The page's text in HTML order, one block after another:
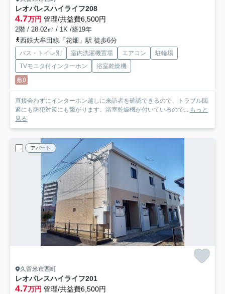
レオパレスハイライフ208
4.7万円 管理/共益費6,500円
2階 / 28.02㎡ / 1K /築19年
西鉄大牟田線「花畑」駅 徒歩6分
バス・トイレ別 室内洗濯機置場 エアコン
駐輪場
TVモニタ付インターホン
浴室乾燥機
敷0
直接会わずにインターホン越しに来訪者を確認できるので、トラブル回
避にも防犯対策にも繋がります。浴室乾燥機が付いているので... もっと
見る
アパート
久留米市西町
レオパレスハイライフ201
4.7万円 管理/共益費6,500円